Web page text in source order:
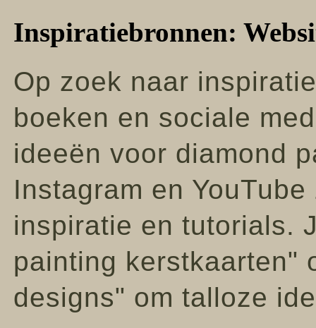
Inspiratiebronnen:
Op zoek naar
boeken en sociale
ideeën voor diamond
Instagram en
inspiratie en tutorials.
painting kerstkaarten"
designs" om talloze